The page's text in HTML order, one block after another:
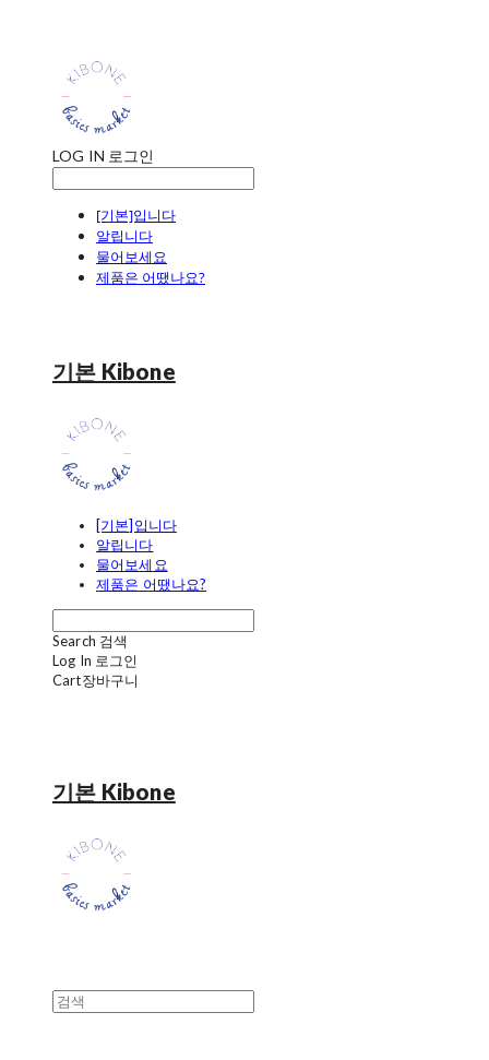
LOG IN 로그인
[기본]입니다
알립니다
물어보세요
제품은 어땠나요?
기본 Kibone
[기본]입니다
알립니다
물어보세요
제품은 어땠나요?
Search 검색
Log In 로그인
Cart장바구니
기본 Kibone